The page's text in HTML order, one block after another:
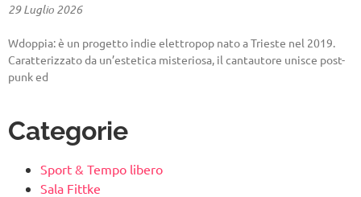
29 Luglio 2026
Wdoppia: è un progetto indie elettropop nato a Trieste nel 2019.
Caratterizzato da un’estetica misteriosa, il cantautore unisce post-
punk ed
Categorie
Sport & Tempo libero
Sala Fittke